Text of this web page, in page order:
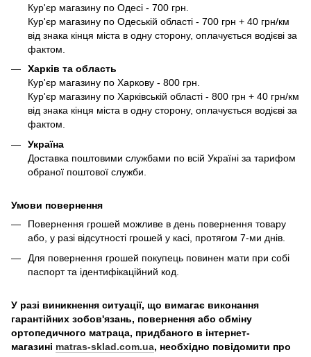
Кур'єр магазину по Одесі - 700 грн.
Кур'єр магазину по Одеській області - 700 грн + 40 грн/км
від знака кінця міста в одну сторону, оплачується водієві за
фактом.
Харків та область
Кур'єр магазину по Харкову - 800 грн.
Кур'єр магазину по Харківській області - 800 грн + 40 грн/км
від знака кінця міста в одну сторону, оплачується водієві за
фактом.
Україна
Доставка поштовими службами по всій Україні за тарифом
обраної поштової служби.
Умови повернення
Повернення грошей можливе в день повернення товару
або, у разі відсутності грошей у касі, протягом 7-ми днів.
Для повернення грошей покупець повинен мати при собі
паспорт та ідентифікаційний код.
У разі виникнення ситуації, що вимагає виконання
гарантійних зобов'язань, повернення або обміну
ортопедичного матраца, придбаного в інтернет-
магазині matras-sklad.com.ua, необхідно повідомити про